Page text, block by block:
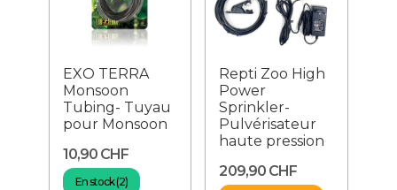
EXO TERRA
Monsoon
Tubing- Tuyau
pour Monsoon
10,90 CHF
En stock (2)
Repti Zoo High
Power
Sprinkler-
Pulvérisateur
haute pression
209,90 CHF